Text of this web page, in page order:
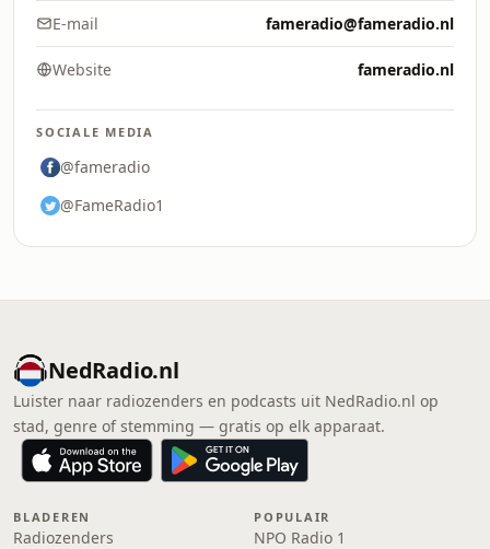
E-mail fameradio@fameradio.nl
Website fameradio.nl
SOCIALE MEDIA
@fameradio
@FameRadio1
NedRadio.nl
Luister naar radiozenders en podcasts uit NedRadio.nl op
stad, genre of stemming — gratis op elk apparaat.
BLADEREN
Radiozenders
POPULAIR
NPO Radio 1